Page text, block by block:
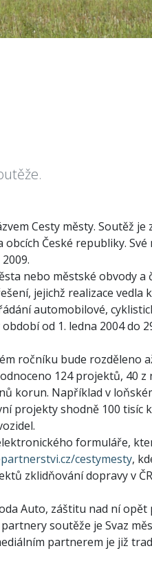
Cesty městy. Soutěž je
České republiky. Své
nebo městské obvody a
jejichž realizace vedla
automobilové,
od 1. ledna 2004 do
ročníku bude rozděleno
124 projektů, 40 z
korun. Například v
projekty shodně 100 tisíc
formuláře,
cestymesty,
zklidňování dopravy v
Auto, záštitu nad ní opět
soutěže je Svaz
partnerem je již